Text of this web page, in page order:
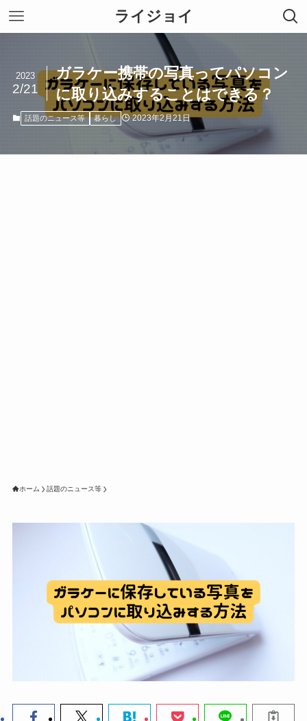
ライジョイ
ガラケー携帯の写真ってパソコン
に取り込みすることはできる？
2023
2/21
話題のニュース等 暮らし 2023年2月21日
ホーム 話題のニュース等